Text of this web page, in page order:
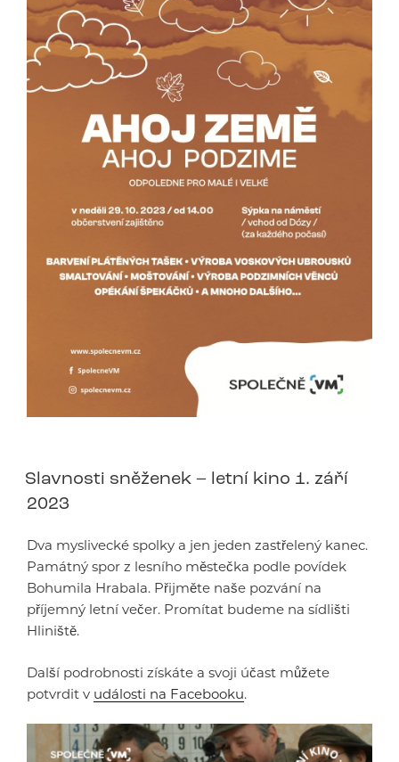
Slavnosti sněženek – letní kino 1. září
2023
Dva myslivecké spolky a jen jeden zastřelený kanec.
Památný spor z lesního městečka podle povídek
Bohumila Hrabala. Přijměte naše pozvání na
příjemný letní večer. Promítat budeme na sídlišti
Hliniště.
Další podrobnosti získáte a svoji účast můžete
potvrdit v události na Facebooku.